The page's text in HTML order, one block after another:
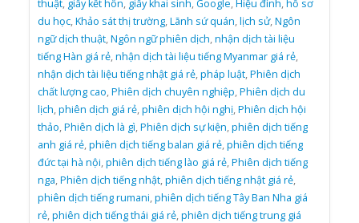
thuật, giấy kết hôn, giấy khai sinh,Google,Hiệu đính,hồ sơ
du học,Khảo sát thị trường,Lãnh sứ quán,lịch sử,Ngôn
ngữ dịch thuật,Ngôn ngữ phiên dịch,nhận dịch tài liệu
tiếng Hàn giá rẻ,nhận dịch tài liệu tiếng Myanmar giá rẻ,
nhận dịch tài liệu tiếng nhật giá rẻ,pháp luật,Phiên dịch
chất lượng cao,Phiên dịch chuyên nghiệp,Phiên dịch du
lịch,phiên dịch giá rẻ,phiên dịch hội nghị,Phiên dịch hội
thảo,Phiên dịch là gì,Phiên dịch sự kiện,phiên dịch tiếng
anh giá rẻ,phiên dịch tiếng balan giá rẻ,phiên dịch tiếng
đức tại hà nội,phiên dịch tiếng lào giá rẻ,Phiên dịch tiếng
nga,Phiên dịch tiếng nhật,phiên dịch tiếng nhật giá rẻ,
phiên dịch tiếng rumani,phiên dịch tiếng Tây Ban Nha giá
rẻ,phiên dịch tiếng thái giá rẻ,phiên dịch tiếng trung giá